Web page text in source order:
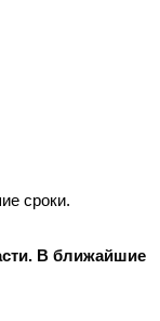
сроки.
В ближайшие